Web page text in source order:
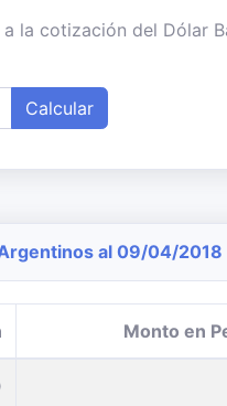
la cotización del Dólar
Calcular
al 09/04/2018
Monto en